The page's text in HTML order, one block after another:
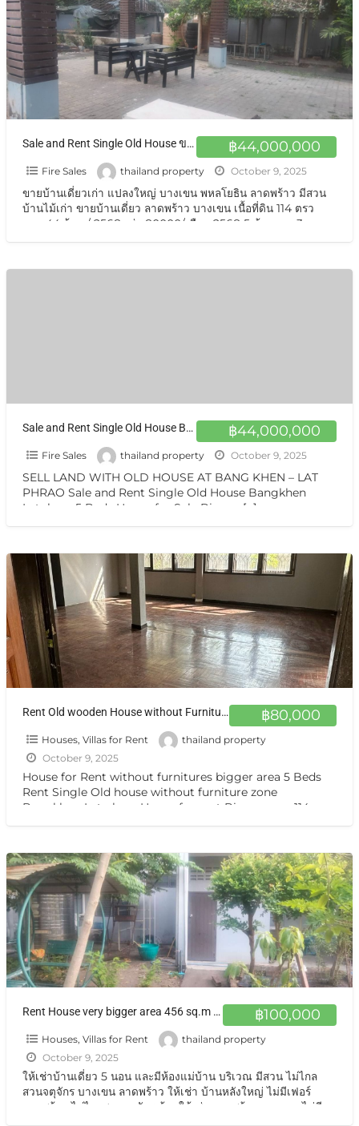
฿44,000,000
Sale and Rent Single Old House ขายบ้านเดี่ยว ลาดพร้าว บางเขน
Fire Sales thailand property October 9, 2025
ขายบ้านเดี่ยวเก่า แปลงใหญ่ บางเขน พหลโยธิน ลาดพร้าว มีสวน
บ้านไม้เก่า ขายบ้านเดี่ยว ลาดพร้าว บางเขน เนื้อที่ดิน 114 ตรว
ขาย 44 ล้าน / 2568 เช่า 80000/เดือน 2568 5 ห้องนอน 3
฿44,000,000
Sale and Rent Single Old House Bangkhen Latphrao 5 Beds House for Sale Bigger area 114 sq.wah 5 Beds without furniture
Fire Sales thailand property October 9, 2025
SELL LAND WITH OLD HOUSE AT BANG KHEN – LAT
PHRAO Sale and Rent Single Old House Bangkhen
Latphrao 5 Beds House for Sale Bigger […]
฿80,000
Rent Old wooden House without Furnitures ให้เช่าบ้านไม้มีสวน หลังใหญ่ พร้อมขายด้วย บางเขน ไม่ไกลจตุจักร
Houses, Villas for Rent
thailand property
October 9, 2025
House for Rent without furnitures bigger area 5 Beds
Rent Single Old house without furniture zone
Bangkhen-Lat phrao House for rent Bigger area 114
฿100,000
Rent House very bigger area 456 sq.m no furniture zone Lat Phrao ,Chatuchak not far from Chtuchak Park BTS LINE ให้เช่าบ้านเดี่ยว 5 นอน และมีห้องแม่บ้าน บริเวณ
Houses, Villas for Rent
thailand property
October 9, 2025
ให้เช่าบ้านเดี่ยว 5 นอน และมีห้องแม่บ้าน บริเวณ มีสวน ไม่ไกล
สวนจตุจักร บางเขน ลาดพร้าว ให้เช่า บ้านหลังใหญ่ ไม่มีเฟอร์
ลาดพร้าว ไม่ไกลสวนจตุจักร บ้านให้เช่า ลาดพร้าว บางเขน ไม่มี